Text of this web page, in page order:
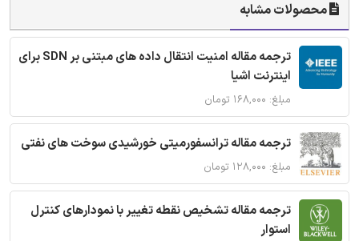
محصولات مشابه
ترجمه مقاله امنیت انتقال داده های مبتنی بر SDN برای
اینترنت اشیا
مبلغ: ۱۶۸,۰۰۰ تومان
ترجمه مقاله ترانسفورمیتی خورشیدی سوخت های نفتی
مبلغ: ۱۲۸,۰۰۰ تومان
ترجمه مقاله تشخیص نقطه تغییر با نمودارهای کنترل
استوار